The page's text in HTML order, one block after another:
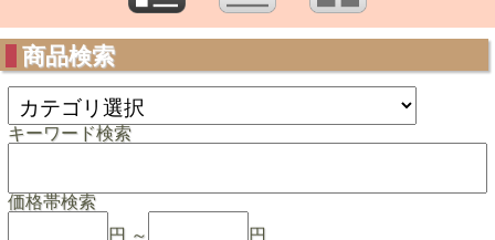
商品検索
キーワード検索
価格帯検索
円 ～
円